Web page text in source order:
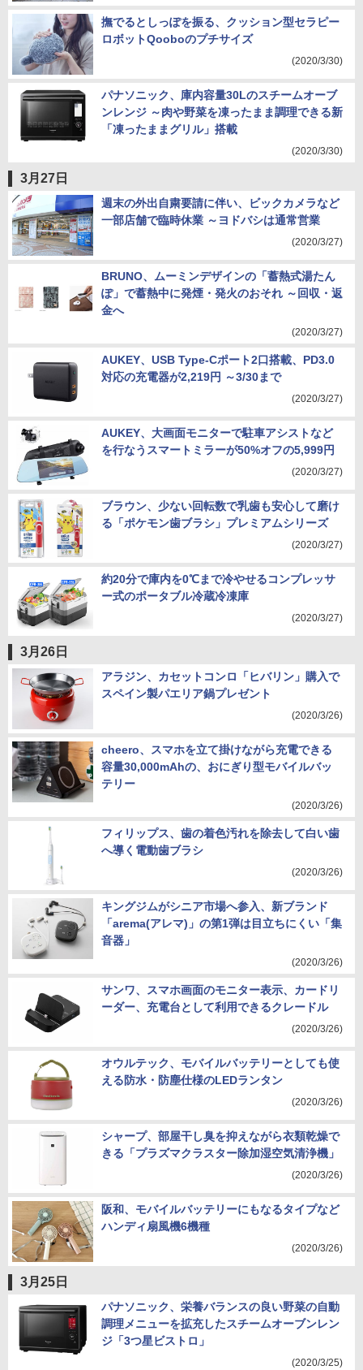
撫でるとしっぽを振る、クッション型セラピー
ロボットQooboのプチサイズ
(2020/3/30)
パナソニック、庫内容量30Lのスチームオーブ
ンレンジ ～肉や野菜を凍ったまま調理できる新
「凍ったままグリル」搭載
(2020/3/30)
3月27日
週末の外出自粛要請に伴い、ビックカメラなど
一部店舗で臨時休業 ～ヨドバシは通常営業
(2020/3/27)
BRUNO、ムーミンデザインの「蓄熱式湯たん
ぽ」で蓄熱中に発煙・発火のおそれ ～回収・返
金へ
(2020/3/27)
AUKEY、USB Type-Cポート2口搭載、PD3.0
対応の充電器が2,219円 ～3/30まで
(2020/3/27)
AUKEY、大画面モニターで駐車アシストなど
を行なうスマートミラーが50%オフの5,999円
(2020/3/27)
ブラウン、少ない回転数で乳歯も安心して磨け
る「ポケモン歯ブラシ」プレミアムシリーズ
(2020/3/27)
約20分で庫内を0℃まで冷やせるコンプレッサ
ー式のポータブル冷蔵冷凍庫
(2020/3/27)
3月26日
アラジン、カセットコンロ「ヒバリン」購入で
スペイン製パエリア鍋プレゼント
(2020/3/26)
cheero、スマホを立て掛けながら充電できる
容量30,000mAhの、おにぎり型モバイルバッ
テリー
(2020/3/26)
フィリップス、歯の着色汚れを除去して白い歯
へ導く電動歯ブラシ
(2020/3/26)
キングジムがシニア市場へ参入、新ブランド
「arema(アレマ)」の第1弾は目立ちにくい「集
音器」
(2020/3/26)
サンワ、スマホ画面のモニター表示、カードリ
ーダー、充電台として利用できるクレードル
(2020/3/26)
オウルテック、モバイルバッテリーとしても使
える防水・防塵仕様のLEDランタン
(2020/3/26)
シャープ、部屋干し臭を抑えながら衣類乾燥で
きる「プラズマクラスター除加湿空気清浄機」
(2020/3/26)
阪和、モバイルバッテリーにもなるタイプなど
ハンディ扇風機6機種
(2020/3/26)
3月25日
パナソニック、栄養バランスの良い野菜の自動
調理メニューを拡充したスチームオーブンレン
ジ「3つ星ビストロ」
(2020/3/25)